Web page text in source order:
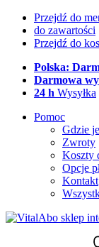
Przejdź do
do zawartości
Przejdź do
Polska:
Darmowa
24 h Wysyłka
Pomoc
Gdzie
Zwroty
Koszty
Opcje
Kontakt